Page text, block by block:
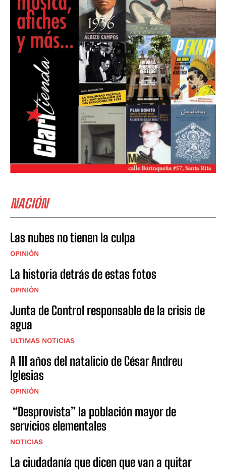
NACIÓN
Las nubes no tienen la culpa
OPINIÓN
La historia detrás de estas fotos
OPINIÓN
Junta de Control responsable de la crisis de
agua
ULTIMAS NOTICIAS
A 111 años del natalicio de César Andreu
Iglesias
OPINIÓN
“Desprovista” la población mayor de
servicios elementales
NOTICIAS
La ciudadanía que dicen que van a quitar